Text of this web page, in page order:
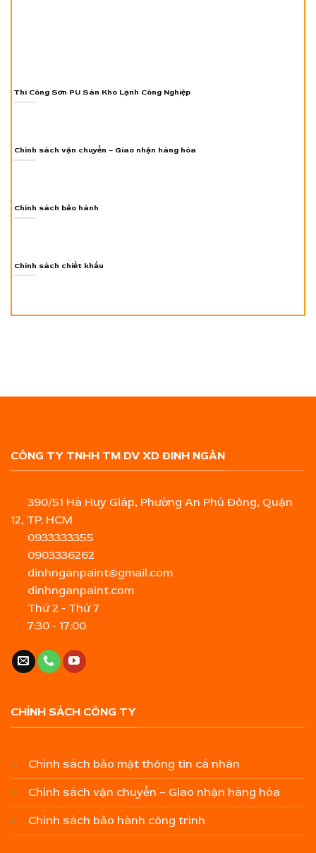
Thi Công Sơn PU Sàn Kho Lạnh Công Nghiệp
Chính sách vận chuyển – Giao nhận hàng hóa
Chính sách bảo hành
Chính sách chiết khấu
CÔNG TY TNHH TM DV XD ĐINH NGÂN
390/51 Hà Huy Giáp, Phường An Phú Đông, Quận
12, TP. HCM
0933333355
0903336262
dinhnganpaint@gmail.com
dinhnganpaint.com
Thứ 2 - Thứ 7
7:30 - 17:00
CHÍNH SÁCH CÔNG TY
Chính sách bảo mật thông tin cá nhân
Chính sách vận chuyển – Giao nhận hàng hóa
Chính sách bảo hành công trình